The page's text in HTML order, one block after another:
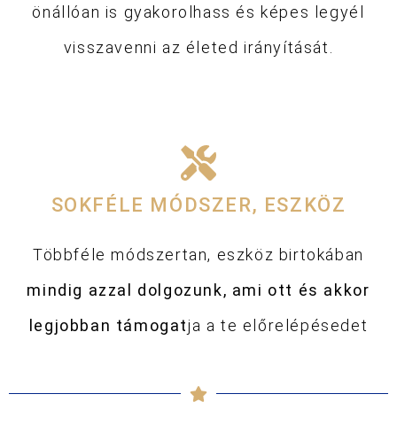
önállóan is gyakorolhass és képes legyél
visszavenni az életed irányítását.
SOKFÉLE MÓDSZER, ESZKÖZ
Többféle módszertan, eszköz birtokában
mindig azzal dolgozunk, ami ott és akkor
legjobban támogatja a te előrelépésedet